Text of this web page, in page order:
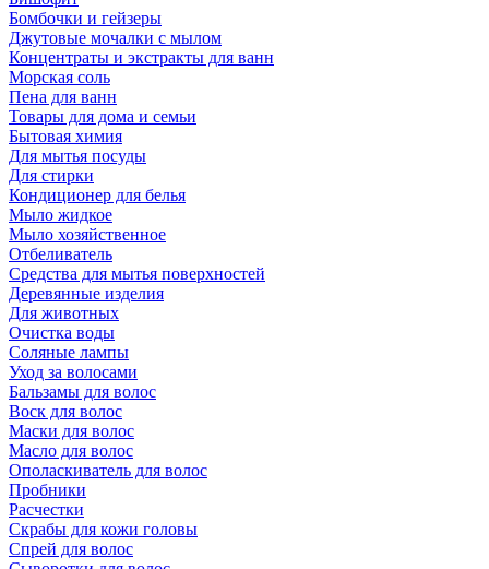
Бомбочки и гейзеры
Джутовые мочалки с мылом
Концентраты и экстракты для ванн
Морская соль
Пена для ванн
Товары для дома и семьи
Бытовая химия
Для мытья посуды
Для стирки
Кондиционер для белья
Мыло жидкое
Мыло хозяйственное
Отбеливатель
Средства для мытья поверхностей
Деревянные изделия
Для животных
Очистка воды
Соляные лампы
Уход за волосами
Бальзамы для волос
Воск для волос
Маски для волос
Масло для волос
Ополаскиватель для волос
Пробники
Расчестки
Скрабы для кожи головы
Спрей для волос